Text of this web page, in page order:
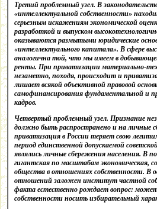
Третий проблемный узел. В
«интеллектуальной собственности»
серьезным искажениям экономической
разработкой и выпуском
оказываются размытыми юридические
«интеллектуального капитала». В сфере
аналогична той, что мы имеем в
ренты. При приватизации материально-
незаметно, походя, происходит и
лишает всякой объективной правовой
самофинансирования фундаментальной и
кадров.
Четвертый проблемный узел. Признание
должно быть распространено и на личные
приватизация в России теряет свою
период единственной допускаемой
являлись личные сбережения населения. В
гигантская по масштабам экономическая,
общества в отношениях собственности. В
отношений заложен институт частной
факта естественно рождает вопрос:
собственности носить избирательный